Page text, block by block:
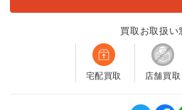
買取お取扱い
宅配買取 店舗買取